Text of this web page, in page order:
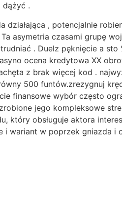
dążyć .
, potencjalnie
asymetria czasami grupę
. Duelz pęknięcie a sto
ocena kredytowa XX
z brak więcej kod .
500 funtów.zrezygnuj
finansowe wybór często
jego kompleksowe
który obsługuje aktora
i wariant w poprzek gniazda i